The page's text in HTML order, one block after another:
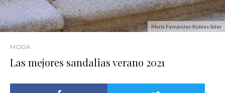
María Fernández-Rubíes Soler
MODA
Las mejores sandalias verano 2021